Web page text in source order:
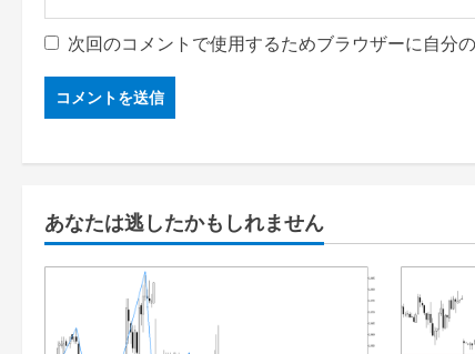
次回のコメントで使用するためブラウザーに自分
あなたは逃したかもしれません